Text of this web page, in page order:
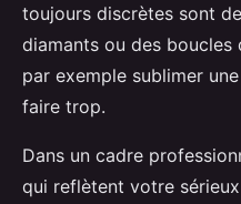
toujours discrètes sont
diamants ou des boucles
par exemple sublimer
faire trop.
Dans un cadre
qui reflètent votre